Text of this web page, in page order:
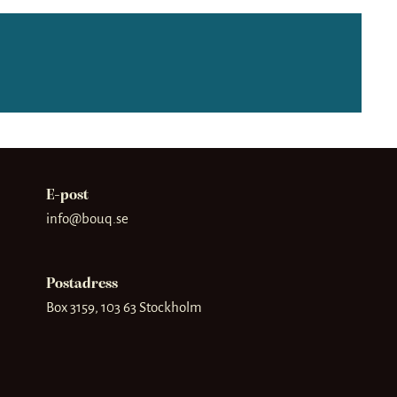
E-post
info@bouq.se
Postadress
Box 3159, 103 63 Stockholm